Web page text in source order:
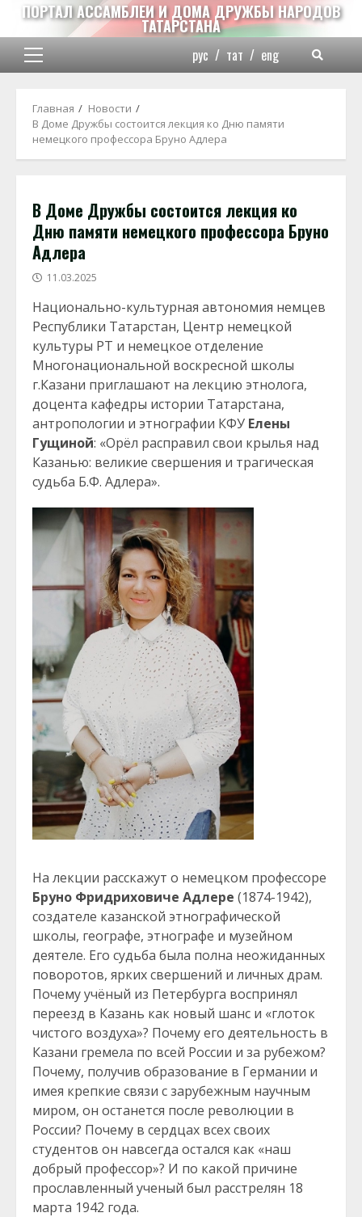
Перейти
содержимому
ПОРТАЛ АССАМБЛЕИ И ДОМА ДРУЖБЫ НАРОДОВ
ТАТАРСТАНА
Основное
рус / тат / eng
Главная
Новости
В Доме Дружбы состоится лекция ко Дню памяти
немецкого профессора Бруно Адлера
В Доме Дружбы состоится лекция ко
Дню памяти немецкого профессора Бруно
Адлера
11.03.2025
Национально-культурная автономия немцев
Республики Татарстан, Центр немецкой
культуры РТ и немецкое отделение
Многонациональной воскресной школы
г.Казани приглашают на лекцию этнолога,
доцента кафедры истории Татарстана,
антропологии и этнографии КФУ Елены
Гущиной: «Орёл расправил свои крылья над
Казанью: великие свершения и трагическая
судьба Б.Ф. Адлера».
На лекции расскажут о немецком профессоре
Бруно Фридриховиче Адлере (1874-1942),
создателе казанской этнографической
школы, географе, этнографе и музейном
деятеле. Его судьба была полна неожиданных
поворотов, ярких свершений и личных драм.
Почему учёный из Петербурга воспринял
переезд в Казань как новый шанс и «глоток
чистого воздуха»? Почему его деятельность в
Казани гремела по всей России и за рубежом?
Почему, получив образование в Германии и
имея крепкие связи с зарубежным научным
миром, он останется после революции в
России? Почему в сердцах всех своих
студентов он навсегда остался как «наш
добрый профессор»? И по какой причине
прославленный ученый был расстрелян 18
марта 1942 года.